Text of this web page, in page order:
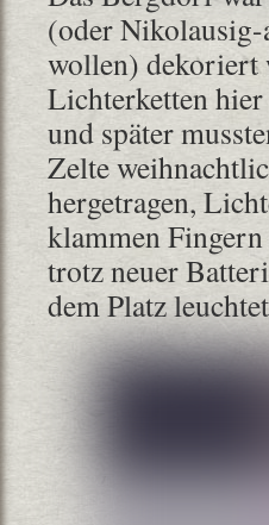
(oder Nikolausig-
wollen) dekoriert
Lichterketten hier
und später
Zelte
hergetragen,
klammen
trotz neuer
dem Platz